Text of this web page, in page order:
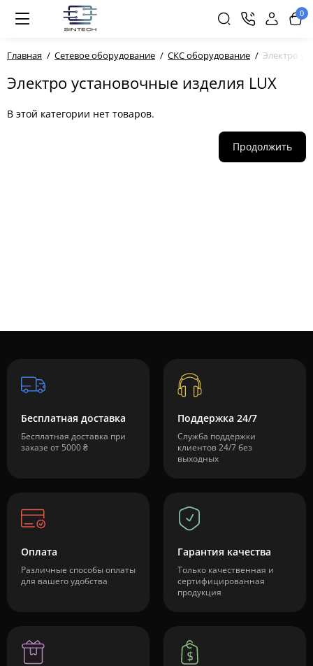
0
Главная Сетевое оборудование СКС оборудование Электро
Электро установочные изделия LUX
В этой категории нет товаров.
Продолжить
Бесплатная доставка
Бесплатная доставка при
заказе от 5000 ₴
Поддержка 24/7
Служба поддержки
клиентов 24/7 без
выходных
Оплата
Различные способы оплаты
для вашего удобства
Гарантия качества
Только качественная и
сертифицированная
продукция